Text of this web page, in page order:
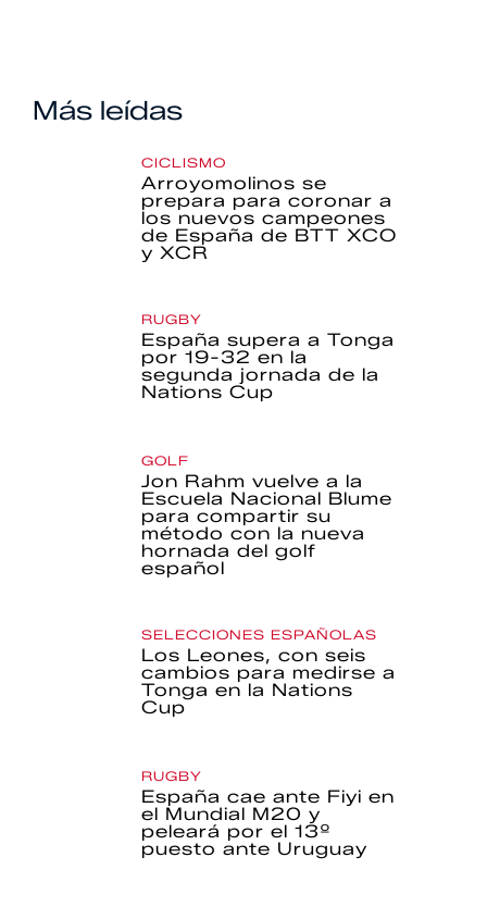
Más leídas
CICLISMO
Arroyomolinos se
prepara para coronar a
los nuevos campeones
de España de BTT XCO
y XCR
RUGBY
España supera a Tonga
por 19-32 en la
segunda jornada de la
Nations Cup
GOLF
Jon Rahm vuelve a la
Escuela Nacional Blume
para compartir su
método con la nueva
hornada del golf
español
SELECCIONES ESPAÑOLAS
Los Leones, con seis
cambios para medirse a
Tonga en la Nations
Cup
RUGBY
España cae ante Fiyi en
el Mundial M20 y
peleará por el 13º
puesto ante Uruguay